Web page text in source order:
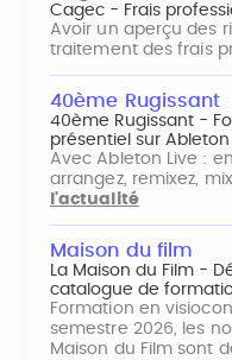
Cagec - Frais
Avoir un aperçu des
traitement des frais
40ème Rugissant
40ème Rugissant -
présentiel sur Ableton
Avec Ableton Live :
arrangez, remixez,
l'actualité
Maison du film
La Maison du Film -
catalogue de
Formation en
semestre 2026, les
Maison du Film sont